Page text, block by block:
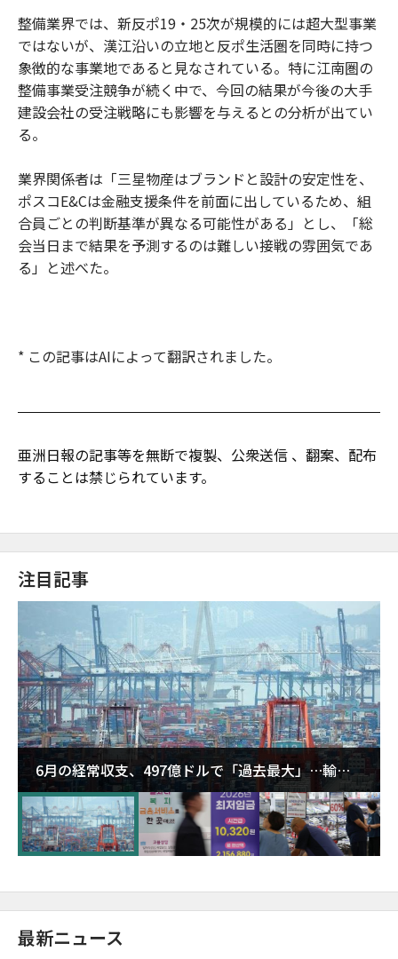
整備業界では、新反ポ19・25次が規模的には超大型事業
ではないが、漢江沿いの立地と反ポ生活圏を同時に持つ
象徴的な事業地であると見なされている。特に江南圏の
整備事業受注競争が続く中で、今回の結果が今後の大手
建設会社の受注戦略にも影響を与えるとの分析が出てい
る。
業界関係者は「三星物産はブランドと設計の安定性を、
ポスコE&Cは金融支援条件を前面に出しているため、組
合員ごとの判断基準が異なる可能性がある」とし、「総
会当日まで結果を予測するのは難しい接戦の雰囲気であ
る」と述べた。
* この記事はAIによって翻訳されました。
亜洲日報の記事等を無断で複製、公衆送信 、翻案、配布
することは禁じられています。
注目記事
6月の経常収支、497億ドルで「過去最大」…輸出
が初の1000億ドル突破
最新ニュース